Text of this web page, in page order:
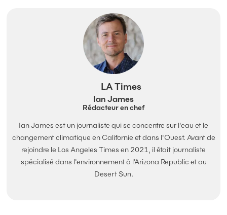
LA Times
Ian James
Rédacteur en chef
Ian James est un journaliste qui se concentre sur l'eau et le
changement climatique en Californie et dans l'Ouest. Avant de
rejoindre le Los Angeles Times en 2021, il était journaliste
spécialisé dans l'environnement à l'Arizona Republic et au
Desert Sun.